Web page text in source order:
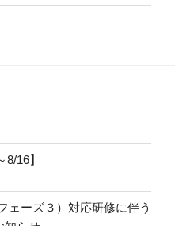
16】
ェーズ３）対応研修に伴う